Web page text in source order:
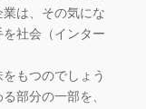
は、その気にな
社会（インター
もつのでしょう
部分の一部を、